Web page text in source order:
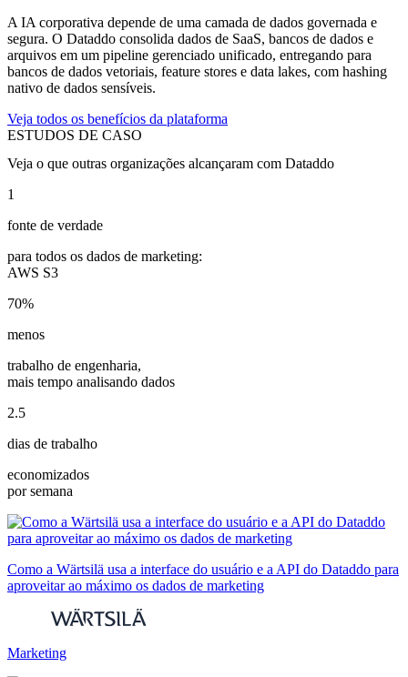
A IA corporativa depende de uma camada de dados governada e
segura. O Dataddo consolida dados de SaaS, bancos de dados e
arquivos em um pipeline gerenciado unificado, entregando para
bancos de dados vetoriais, feature stores e data lakes, com hashing
nativo de dados sensíveis.
Veja todos os benefícios da plataforma
ESTUDOS DE CASO
Veja o que outras organizações alcançaram com Dataddo
1
fonte de verdade
para todos os dados de marketing:
AWS S3
70%
menos
trabalho de engenharia,
mais tempo analisando dados
2.5
dias de trabalho
economizados
por semana
Como a Wärtsilä usa a interface do usuário e a API do Dataddo para
aproveitar ao máximo os dados de marketing
Marketing